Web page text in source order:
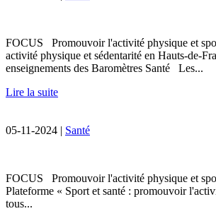
FOCUS Promouvoir l'activité physique et
activité physique et sédentarité en Hauts-de-
enseignements des Baromètres Santé Les...
Lire la suite
05-11-2024 | Santé
FOCUS Promouvoir l'activité physique et
Plateforme « Sport et santé : promouvoir
tous...